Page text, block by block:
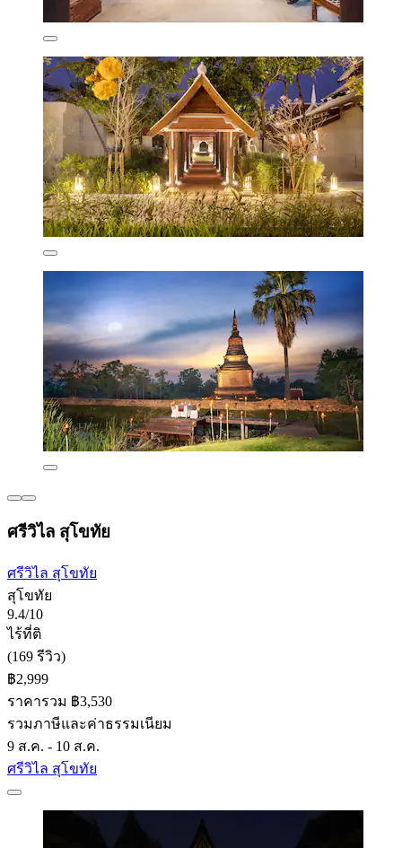
ศรีวิไล สุโขทัย
ศรีวิไล สุโขทัย
สุโขทัย
9.4/10
ไร้ที่ติ
(169 รีวิว)
฿2,999
ราคารวม ฿3,530
รวมภาษีและค่าธรรมเนียม
9 ส.ค. - 10 ส.ค.
ศรีวิไล สุโขทัย